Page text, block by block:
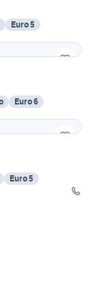
Euro 5
Euro 6
Euro 5